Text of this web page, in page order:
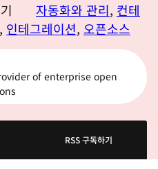
자동화와 관리, 컨테
, 인테그레이션, 오픈소스
of enterprise open
RSS 구독하기